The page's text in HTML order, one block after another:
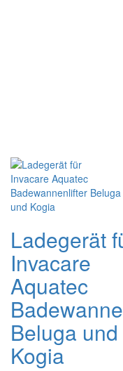
Ladegerät
Invacare
Aquatec
Beluga und
Kogia